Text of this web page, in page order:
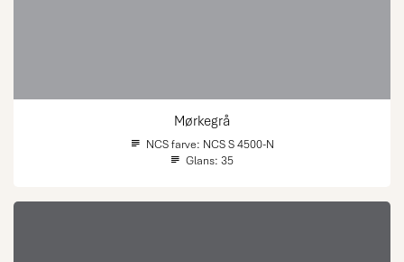
Mørkegrå
NCS farve: NCS S 4500-N
Glans:35